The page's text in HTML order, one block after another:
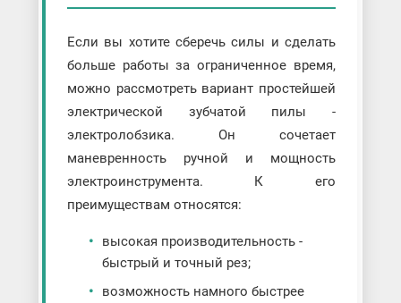
Если вы хотите сберечь силы и сделать
больше работы за ограниченное время,
можно рассмотреть вариант простейшей
электрической зубчатой пилы -
электролобзика. Он сочетает
маневренность ручной и мощность
электроинструмента. К его
преимуществам относятся:
высокая производительность -
быстрый и точный рез;
возможность намного быстрее